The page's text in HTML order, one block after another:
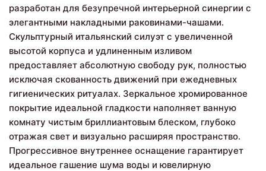
разработан для безупречной интерьерной синергии с
элегантными накладными раковинами-чашами.
Скульптурный итальянский силуэт с увеличенной
высотой корпуса и удлиненным изливом
предоставляет абсолютную свободу рук, полностью
исключая скованность движений при ежедневных
гигиенических ритуалах. Зеркальное хромированное
покрытие идеальной гладкости наполняет ванную
комнату чистым бриллиантовым блеском, глубоко
отражая свет и визуально расширяя пространство.
Прогрессивное внутреннее оснащение гарантирует
идеальное гашение шума воды и ювелирную